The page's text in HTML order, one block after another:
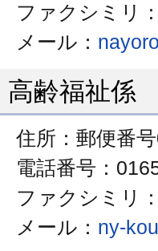
ファクシミリ
メール：
高齢福祉係
住所：郵便番
電話番号：
ファクシミリ
メール： ny-